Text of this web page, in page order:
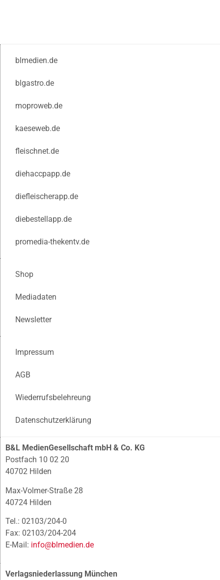
blmedien.de
blgastro.de
moproweb.de
kaeseweb.de
fleischnet.de
diehaccpapp.de
diefleischerapp.de
diebestellapp.de
promedia-thekentv.de
Shop
Mediadaten
Newsletter
Impressum
AGB
Wiederrufsbelehreung
Datenschutzerklärung
B&L MedienGesellschaft mbH & Co. KG
Postfach 10 02 20
40702 Hilden
Max-Volmer-Straße 28
40724 Hilden
Tel.: 02103/204-0
Fax: 02103/204-204
E-Mail: info@blmedien.de
Verlagsniederlassung München